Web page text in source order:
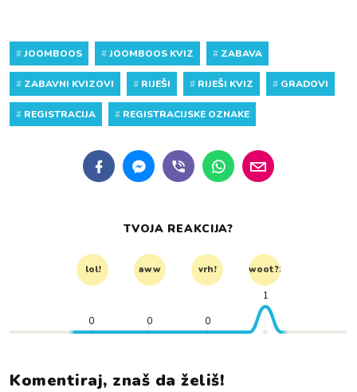
#JOOMBOOS #JOOMBOOS KVIZ # ZABAVA
# ZABAVNI KVIZOVI # RIJEŠI # RIJEŠI KVIZ # GRADOVI
# REGISTRACIJA # REGISTRACIJSKE OZNAKE
TVOJA REAKCIJA?
lol! aww vrh! woot?!
0 0 0
1
Komentiraj, znaš da želiš!